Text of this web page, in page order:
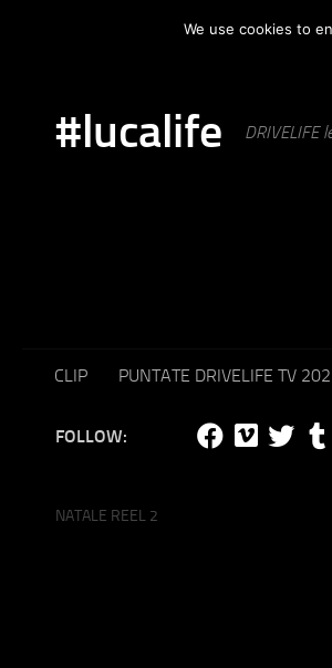
AUTOMOTIVE
#lucalife DRIVELIFE
CLIP PUNTATE DRIVELIFE TV
FOLLOW:
NATALE REEL 2
We use cookies to